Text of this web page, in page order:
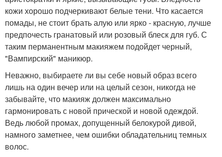
кожи хорошо подчеркивают белые тени. Что касается
помады, не стоит брать алую или ярко - красную, лучше
предпочесть гранатовый или розовый блеск для губ. С
таким перманентным макияжем подойдет черный,
"Вампирский" маникюр.
Неважно, выбираете ли вы себе новый образ всего
лишь на один вечер или на целый сезон, никогда не
забывайте, что макияж должен максимально
гармонировать с новой прической и новой одеждой.
Ведь любой промах, допущенный белокурой дивой,
намного заметнее, чем ошибки обладательниц темных
волос.